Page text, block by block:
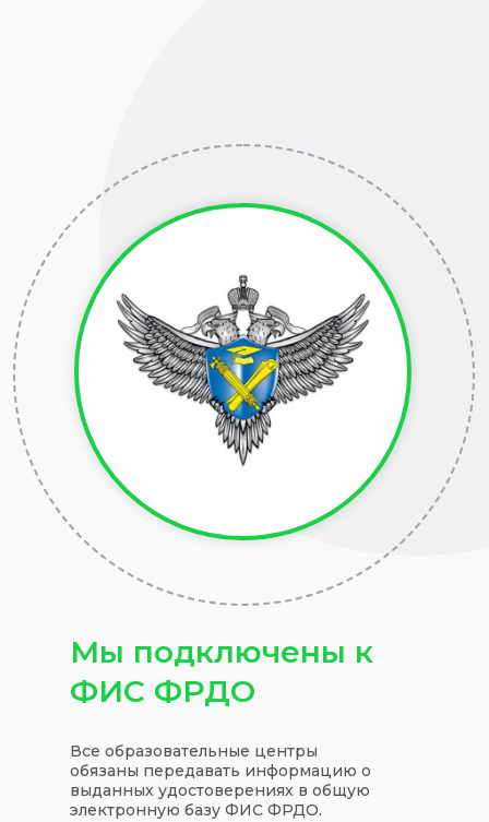
Все образовательные центры
обязаны передавать информацию о
выданных удостоверениях в общую
электронную базу ФИС ФРДО.
Мы подключены к
ФИС ФРДО